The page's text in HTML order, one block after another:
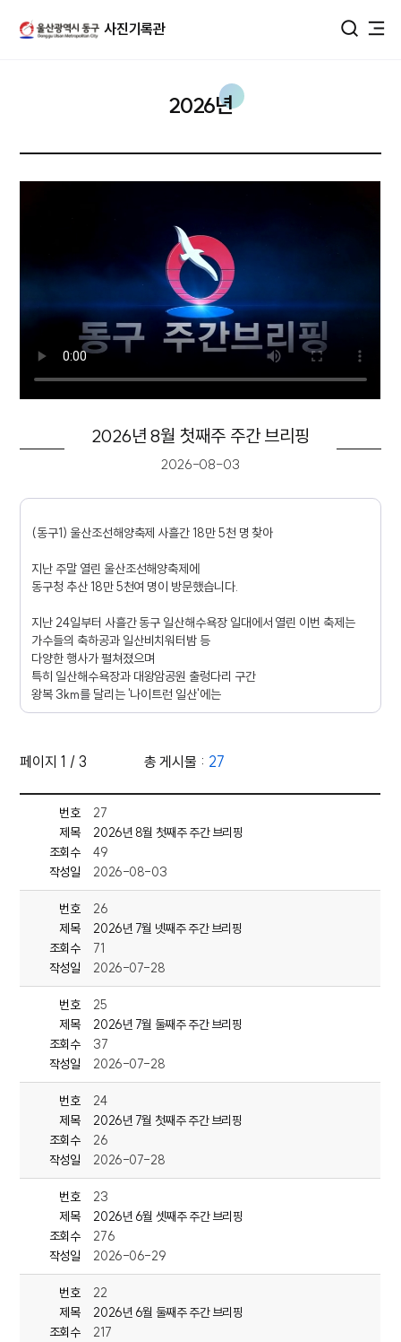
사진기록관
2026년
2026년 8월 첫째주 주간 브리핑
2026-08-03
(동구1) 울산조선해양축제 사흘간 18만 5천 명 찾아
지난 주말 열린 울산조선해양축제에
동구청 추산 18만 5천여 명이 방문했습니다.
지난 24일부터 사흘간 동구 일산해수욕장 일대에서 열린 이번 축제는
가수들의 축하공과 일산비치워터밤 등
다양한 행사가 펼쳐졌으며
특히 일산해수욕장과 대왕암공원 출렁다리 구간
왕복 3km를 달리는 '나이트런 일산'에는
천400여 명이 참가해 성황을 이뤘습니다.
37개 팀이 참가해 열띤 경주를 펼쳤습니다.
(동구2) 동구청, 취업 취약계층 110명에 공공일자리 제공
동구청이 경기침체로 어려움을 겪는
취업 취약계층의 생계 안정을 위해
'2026년 3단계 공공근로사업'을 추진합니다.
이번 사업은
오는 9월 1일부터 11월 27일까지 약 3개월간 진행되며,
참여 대상은
18세 이상 근로 능력이 있는 동구 주민으로,
가구 소득이 기준 중위소득 70% 이하이면서
재산이 4억 원 이하인 가구입니다.
(동구) 단신 1-3
1. 여름방학 '로봇·AI코딩 체험교실' 운영
울산 동구가 여름방학을 맞아 관내 초·중학생을 대상으로
디지털 역량 강화를 위한 '로봇·AI코딩 체험 교실'을 운영합니다.
7월 27일부터 8월 14일까지 남목도서관에서 총 8회에 걸쳐 진행되며,
로봇 코딩과 인공지능 원리를 쉽고 재미있게 체험하게 됩니다.
2. 취약계층 대상 방충망 설치 지원 사업 추진
페이지 1 / 3 총 게시물 : 27
번호
27
제목
2026년 8월 첫째주 주간 브리핑
조회수
49
작성일
2026-08-03
번호
26
제목
2026년 7월 넷째주 주간 브리핑
조회수
71
작성일
2026-07-28
번호
25
제목
2026년 7월 둘째주 주간 브리핑
조회수
37
작성일
2026-07-28
번호
24
제목
2026년 7월 첫째주 주간 브리핑
조회수
26
작성일
2026-07-28
번호
23
제목
2026년 6월 셋째주 주간 브리핑
조회수
276
작성일
2026-06-29
번호
22
제목
2026년 6월 둘째주 주간 브리핑
조회수
217